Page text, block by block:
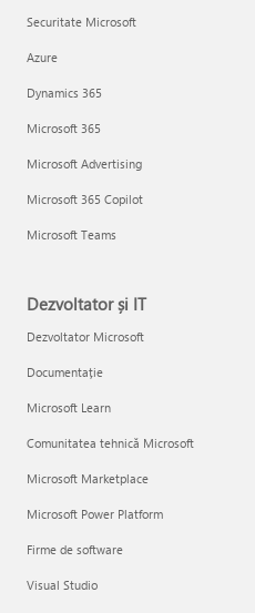
Securitate Microsoft
Azure
Dynamics 365
Microsoft 365
Microsoft Advertising
Microsoft 365 Copilot
Microsoft Teams
Dezvoltator și IT
Dezvoltator Microsoft
Documentație
Microsoft Learn
Comunitatea tehnică Microsoft
Microsoft Marketplace
Microsoft Power Platform
Firme de software
Visual Studio